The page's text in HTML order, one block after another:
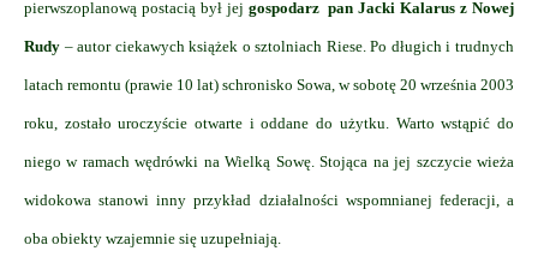
pierwszoplanową postacią był jej gospodarz pan Jacki Kalarus z Nowej
Rudy – autor ciekawych książek o sztolniach Riese. Po długich i trudnych
latach remontu (prawie 10 lat) schronisko Sowa, w sobotę 20 września 2003
roku, zostało uroczyście otwarte i oddane do użytku. Warto wstąpić do
niego w ramach wędrówki na Wielką Sowę. Stojąca na jej szczycie wieża
widokowa stanowi inny przykład działalności wspomnianej federacji, a
oba obiekty wzajemnie się uzupełniają.